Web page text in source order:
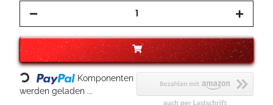
Loading...
Komponenten
werden geladen ...